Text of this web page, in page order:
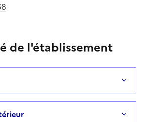
de l'établissement